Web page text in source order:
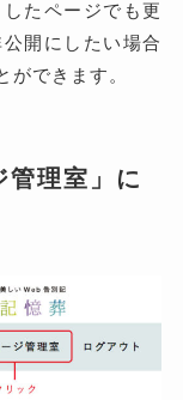
たページでも更
開にしたい場合
ができます。
管理室」に